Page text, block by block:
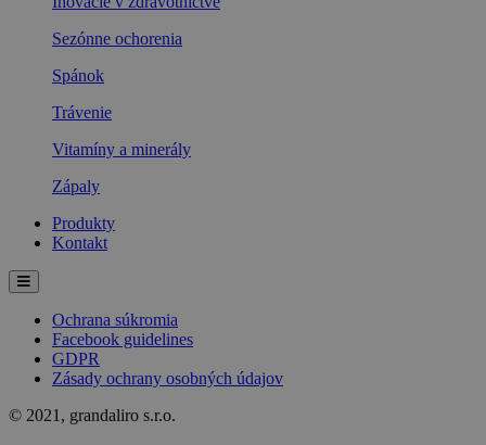
Sezónne ochorenia
Spánok
Trávenie
Vitamíny a minerály
Zápaly
Produkty
Kontakt
Ochrana súkromia
Facebook guidelines
GDPR
Zásady ochrany osobných údajov
© 2021, grandaliro s.r.o.